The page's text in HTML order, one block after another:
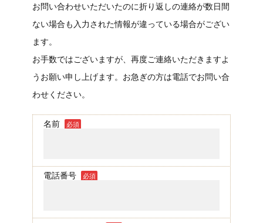
お問い合わせいただいたのに折り返しの連絡が数日間
ない場合も入力された情報が違っている場合がござい
ます。
お手数ではございますが、再度ご連絡いただきますよ
うお願い申し上げます。お急ぎの方は電話でお問い合
わせください。
名前 必須
電話番号 必須